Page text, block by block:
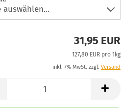
31,95 EUR
127,80 EUR pro 1kg
inkl. 7% MwSt. zzgl. Versand